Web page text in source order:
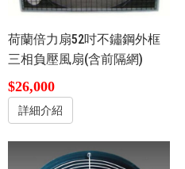
荷蘭倍力扇52吋不鏽鋼外框
三相負壓風扇(含前隔網)
$26,000
詳細介紹